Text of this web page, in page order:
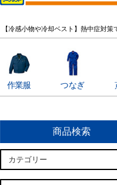
【冷感小物や冷却ベスト】熱中症対
作業服 つなぎ
商品検索